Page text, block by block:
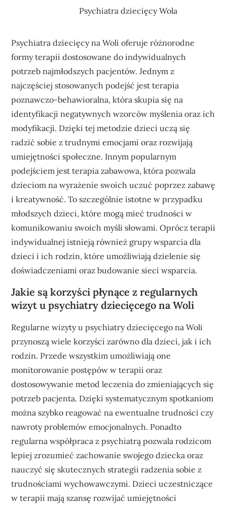
Psychiatra dziecięcy Wola
Psychiatra dziecięcy na Woli oferuje różnorodne
formy terapii dostosowane do indywidualnych
potrzeb najmłodszych pacjentów. Jednym z
najczęściej stosowanych podejść jest terapia
poznawczo-behawioralna, która skupia się na
identyfikacji negatywnych wzorców myślenia oraz ich
modyfikacji. Dzięki tej metodzie dzieci uczą się
radzić sobie z trudnymi emocjami oraz rozwijają
umiejętności społeczne. Innym popularnym
podejściem jest terapia zabawowa, która pozwala
dzieciom na wyrażenie swoich uczuć poprzez zabawę
i kreatywność. To szczególnie istotne w przypadku
młodszych dzieci, które mogą mieć trudności w
komunikowaniu swoich myśli słowami. Oprócz terapii
indywidualnej istnieją również grupy wsparcia dla
dzieci i ich rodzin, które umożliwiają dzielenie się
doświadczeniami oraz budowanie sieci wsparcia.
Jakie są korzyści płynące z regularnych
wizyt u psychiatry dziecięcego na Woli
Regularne wizyty u psychiatry dziecięcego na Woli
przynoszą wiele korzyści zarówno dla dzieci, jak i ich
rodzin. Przede wszystkim umożliwiają one
monitorowanie postępów w terapii oraz
dostosowywanie metod leczenia do zmieniających się
potrzeb pacjenta. Dzięki systematycznym spotkaniom
można szybko reagować na ewentualne trudności czy
nawroty problemów emocjonalnych. Ponadto
regularna współpraca z psychiatrą pozwala rodzicom
lepiej zrozumieć zachowanie swojego dziecka oraz
nauczyć się skutecznych strategii radzenia sobie z
trudnościami wychowawczymi. Dzieci uczestniczące
w terapii mają szansę rozwijać umiejętności